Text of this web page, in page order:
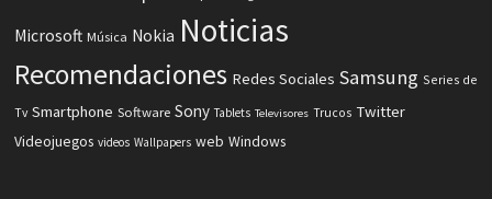
Microsoft Música Nokia Noticias
Recomendaciones Redes Sociales Samsung Series de
Tv Smartphone Software Sony Tablets Televisores Trucos Twitter
Videojuegos videos Wallpapers web Windows